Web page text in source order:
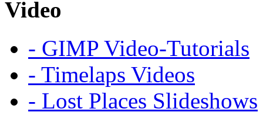
Video
- GIMP Video-Tutorials
- Timelaps Videos
- Lost Places Slideshows